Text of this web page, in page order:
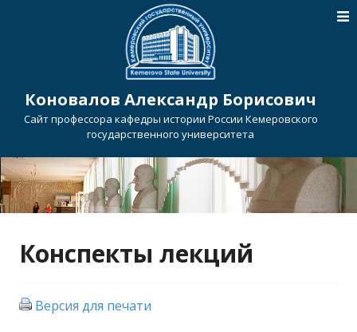
Коновалов Александр Борисович
Сайт профессора кафедры истории России Кемеровского
государственного университета
Конспекты лекций
Версия для печати